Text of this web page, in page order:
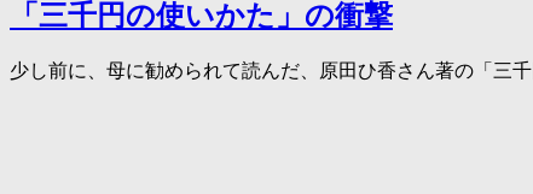
「三千円の使いかた」の衝撃
少し前に、母に勧められて読んだ、原田ひ香さん著の「三